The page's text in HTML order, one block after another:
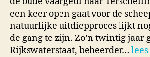
een keer open gaat voor de
natuurlijke uitdiepproces lijkt
de gang te zijn. Zo’n twintig jaar
Rijkswaterstaat, beheerder…